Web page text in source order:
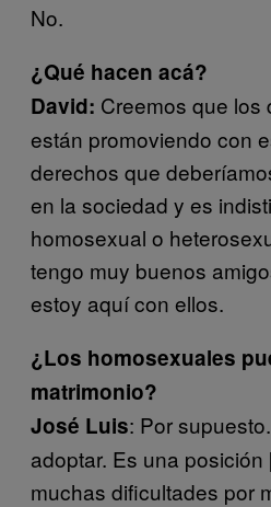
No.
¿Qué hacen acá?
David: Creemos que los
están promoviendo con
derechos que
en la sociedad y es
homosexual o
tengo muy buenos
estoy aquí con ellos.
¿Los homosexuales
matrimonio?
José Luis: Por
adoptar. Es una
muchas dificultades por